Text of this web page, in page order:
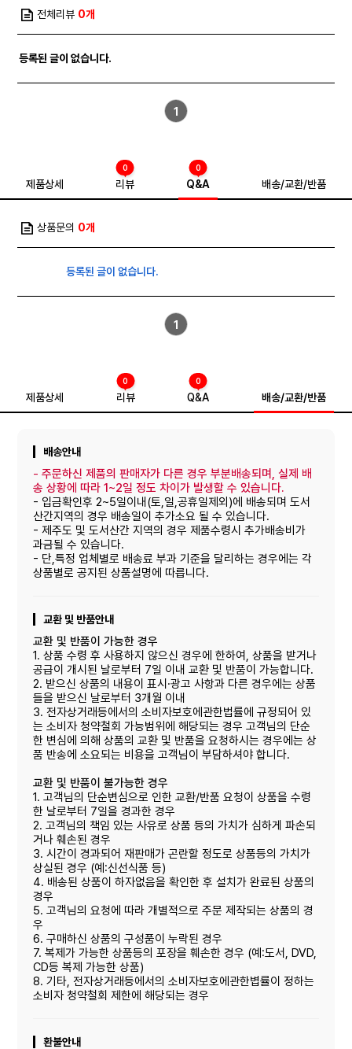
전체리뷰 0개
등록된 글이 없습니다.
1
제품상세 리뷰
0
Q&A
0
배송/교환/반품
상품문의 0개
등록된 글이 없습니다.
1
제품상세 리뷰
0
Q&A
0
배송/교환/반품
배송안내
-주문하신 제품의 판매자가 다른 경우 부분배송되며, 실제 배
송 상황에 따라 1~2일 정도 차이가 발생할 수 있습니다.
- 입금확인후 2~5일이내(토,일,공휴일제외)에 배송되며 도서
산간지역의 경우 배송일이 추가소요 될 수 있습니다.
- 제주도 및 도서산간 지역의 경우 제품수령시 추가배송비가
과금될 수 있습니다.
- 단,특정 업체별로 배송료 부과 기준을 달리하는 경우에는 각
상품별로 공지된 상품설명에 따릅니다.
교환 및 반품안내
교환 및 반품이 가능한 경우
1. 상품 수령 후 사용하지 않으신 경우에 한하여, 상품을 받거나
공급이 개시된 날로부터 7일 이내 교환 및 반품이 가능합니다.
2. 받으신 상품의 내용이 표시·광고 사항과 다른 경우에는 상품
들을 받으신 날로부터 3개월 이내
3. 전자상거래등에서의 소비자보호에관한법률에 규정되어 있
는 소비자 청약철회 가능범위에 해당되는 경우 고객님의 단순
한 변심에 의해 상품의 교환 및 반품을 요청하시는 경우에는 상
품 반송에 소요되는 비용을 고객님이 부담하셔야 합니다.
교환 및 반품이 불가능한 경우
1. 고객님의 단순변심으로 인한 교환/반품 요청이 상품을 수령
한 날로부터 7일을 경과한 경우
2. 고객님의 책임 있는 사유로 상품 등의 가치가 심하게 파손되
거나 훼손된 경우
3. 시간이 경과되어 재판매가 곤란할 정도로 상품등의 가치가
상실된 경우 (예:신선식품 등)
4. 배송된 상품이 하자없음을 확인한 후 설치가 완료된 상품의
경우
5. 고객님의 요청에 따라 개별적으로 주문 제작되는 상품의 경
우
6. 구매하신 상품의 구성품이 누락된 경우
7. 복제가 가능한 상품등의 포장을 훼손한 경우 (예:도서, DVD,
CD등 복제 가능한 상품)
8. 기타, 전자상거래등에서의 소비자보호에관한볍률이 정하는
소비자 청약철회 제한에 해당되는 경우
환불안내